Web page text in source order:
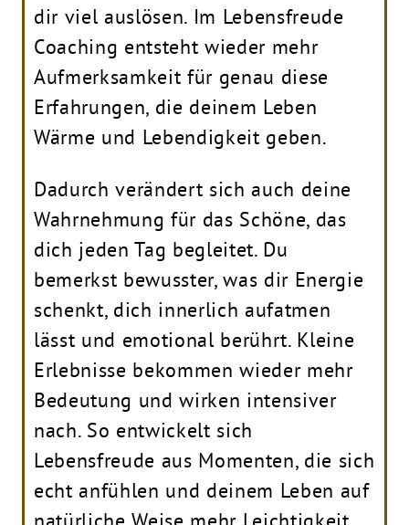
dir viel auslösen. Im Lebensfreude
Coaching entsteht wieder mehr
Aufmerksamkeit für genau diese
Erfahrungen, die deinem Leben
Wärme und Lebendigkeit geben.
Dadurch verändert sich auch deine
Wahrnehmung für das Schöne, das
dich jeden Tag begleitet. Du
bemerkst bewusster, was dir Energie
schenkt, dich innerlich aufatmen
lässt und emotional berührt. Kleine
Erlebnisse bekommen wieder mehr
Bedeutung und wirken intensiver
nach. So entwickelt sich
Lebensfreude aus Momenten, die sich
echt anfühlen und deinem Leben auf